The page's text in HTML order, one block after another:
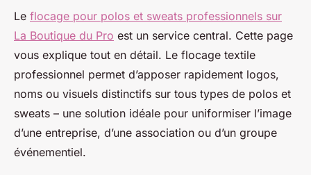
Le flocage pour polos et sweats professionnels sur
La Boutique du Pro est un service central. Cette page
vous explique tout en détail. Le flocage textile
professionnel permet d’apposer rapidement logos,
noms ou visuels distinctifs sur tous types de polos et
sweats – une solution idéale pour uniformiser l’image
d’une entreprise, d’une association ou d’un groupe
événementiel.